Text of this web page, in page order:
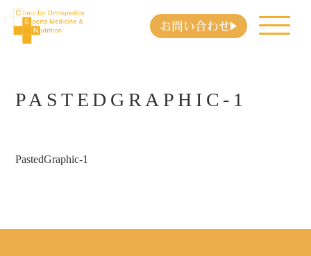
お問い合わせ
PASTEDGRAPHIC-1
PastedGraphic-1